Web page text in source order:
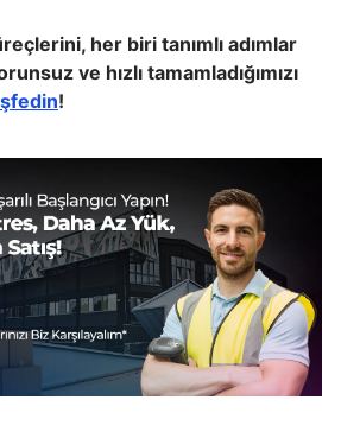
her biri tanımlı adımlar
ve hızlı tamamladığımızı
!